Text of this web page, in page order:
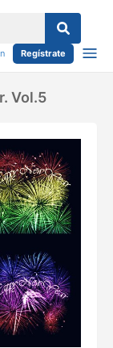
Regístrate
Vol.5